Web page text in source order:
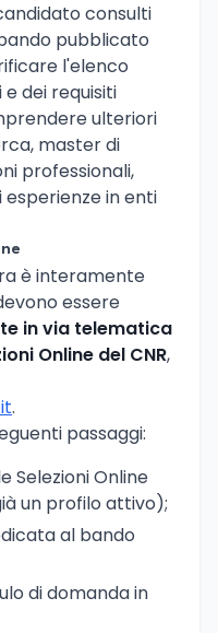
consulti
pubblicato
l'elenco
dei requisiti
ulteriori
master di
professionali,
in enti
è interamente
essere
in via telematica
Online del CNR,
.
passaggi:
Selezioni Online
un profilo attivo);
al bando
di domanda in